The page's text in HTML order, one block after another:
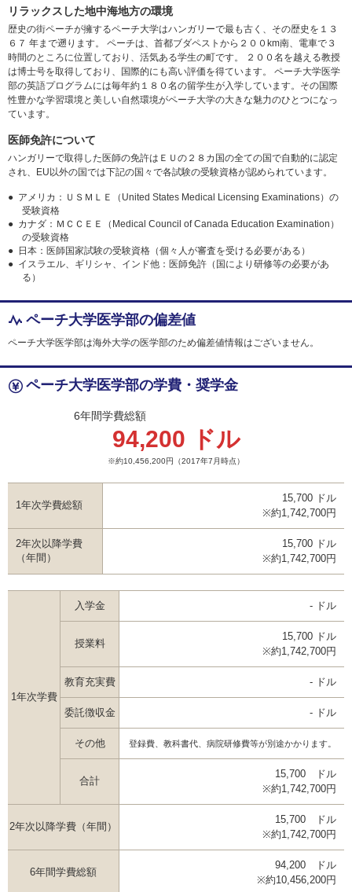
リラックスした地中海地方の環境
歴史の街ペーチが擁するペーチ大学はハンガリーで最も古く、その歴史を１３
６７ 年まで遡ります。 ペーチは、首都ブダペストから２００km南、電車で３
時間のところに位置しており、活気ある学生の町です。 ２００名を越える教授
は博士号を取得しており、国際的にも高い評価を得ています。 ペーチ大学医学
部の英語プログラムには毎年約１８０名の留学生が入学しています。その国際
性豊かな学習環境と美しい自然環境がペーチ大学の大きな魅力のひとつになっ
ています。
医師免許について
ハンガリーで取得した医師の免許はＥＵの２８カ国の全ての国で自動的に認定
され、EU以外の国では下記の国々で各試験の受験資格が認められています。
アメリカ：ＵＳＭＬＥ（United States Medical Licensing Examinations）の
受験資格
カナダ：ＭＣＣＥＥ（Medical Council of Canada Education Examination）
の受験資格
日本：医師国家試験の受験資格（個々人が審査を受ける必要がある）
イスラエル、ギリシャ、インド他：医師免許（国により研修等の必要があ
る）
ペーチ大学医学部の偏差値
ペーチ大学医学部は海外大学の医学部のため偏差値情報はございません。
ペーチ大学医学部の学費・奨学金
6年間学費総額
94,200 ドル
※約10,456,200円 （2017年7月時点）
1年次学費総額
15,700 ドル
※約1,742,700円
2年次以降学費
（年間）
15,700 ドル
※約1,742,700円
1年次学費
入学金 - ドル
授業料
15,700 ドル
※約1,742,700円
教育充実費 - ドル
委託徴収金 - ドル
その他 登録費、教科書代、病院研修費等が別途かかります。
合計
15,700 ドル
※約1,742,700円
2年次以降学費（年間）
15,700 ドル
※約1,742,700円
6年間学費総額
94,200 ドル
※約10,456,200円